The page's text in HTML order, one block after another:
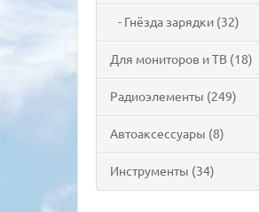
- Гнёзда зарядки (32)
Для мониторов и ТВ (18)
Радиоэлементы (249)
Автоаксессуары (8)
Инструменты (34)